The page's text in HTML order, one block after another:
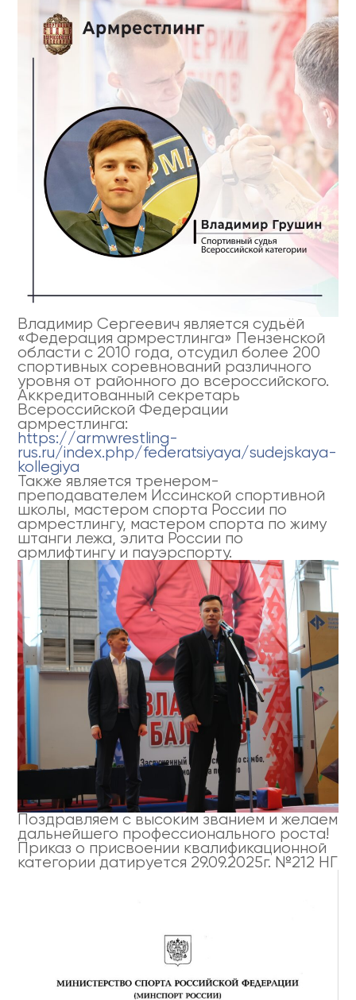
Владимир Сергеевич является судьёй
«Федерация армрестлинга» Пензенской
области с 2010 года, отсудил более 200
спортивных соревнований различного
уровня от районного до всероссийского.
Аккредитованный секретарь
Всероссийской Федерации
армрестлинга:
https://armwrestling-
rus.ru/index.php/federatsiyaya/sudejskaya-
kollegiya
Также является тренером-
преподавателем Иссинской спортивной
школы, мастером спорта России по
армрестлингу, мастером спорта по жиму
штанги лежа, элита России по
армлифтингу и пауэрспорту.
Поздравляем с высоким званием и желаем
дальнейшего профессионального роста!
Приказ о присвоении квалификационной
категории датируется 29.09.2025г. №212 НГ